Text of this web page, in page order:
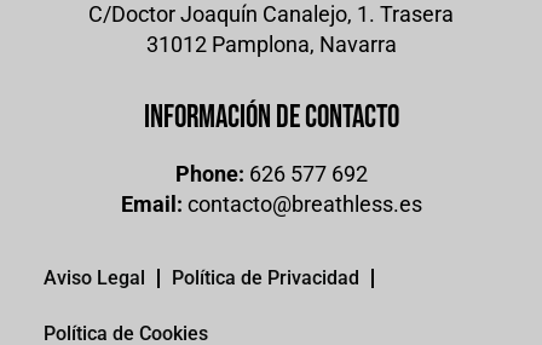
C/Doctor Joaquín Canalejo, 1. Trasera
31012 Pamplona, Navarra
Información de contacto
Phone: 626 577 692
Email: contacto@breathless.es
Aviso Legal Política de Privacidad
Política de Cookies